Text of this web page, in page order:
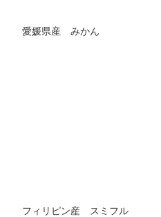
愛媛県産 みかん
フィリピン産 スミフル